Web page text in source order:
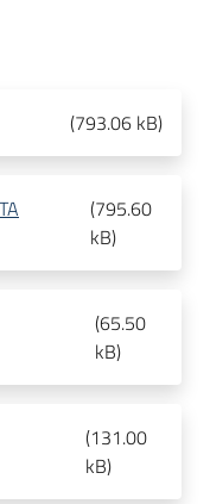
(793.06 kB)
(795.60
kB)
(65.50
kB)
(131.00
kB)